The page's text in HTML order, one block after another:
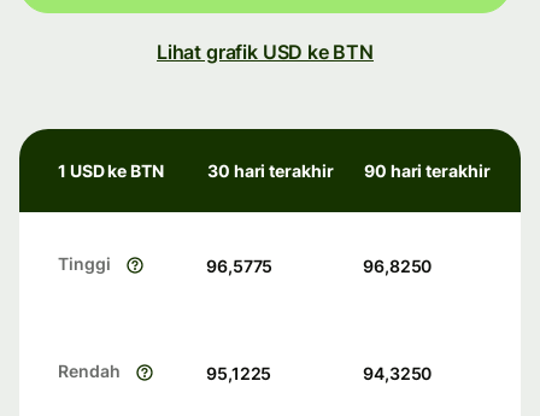
Lihat grafik USD ke BTN
1 USD ke BTN 30 hari terakhir 90 hari terakhir
Tinggi 96,5775 96,8250
Rendah 95,1225 94,3250